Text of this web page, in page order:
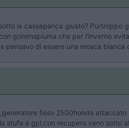
la cassapanca giusto? Purtroppo
gommapiuma che per l'inverno
di essere una mosca bianca
fisso 2500honda attaccato
stufa a gpl,con recupero vano sotto